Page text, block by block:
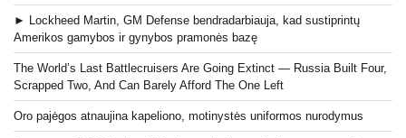
► Lockheed Martin, GM Defense bendradarbiauja, kad sustiprintų
Amerikos gamybos ir gynybos pramonės bazę
The World’s Last Battlecruisers Are Going Extinct — Russia Built Four,
Scrapped Two, And Can Barely Afford The One Left
Oro pajėgos atnaujina kapeliono, motinystės uniformos nurodymus